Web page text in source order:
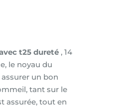
t25 dureté , 14
le noyau du
un bon
tant sur le
assurée, tout en